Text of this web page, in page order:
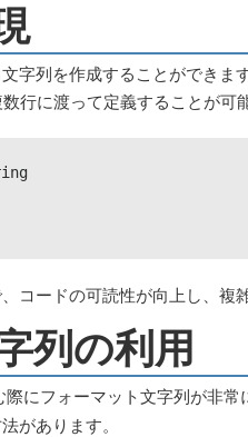
字列を作成することができま
行に渡って定義することが可
コードの可読性が向上し、複
列の利用
にフォーマット文字列が非常
があります。